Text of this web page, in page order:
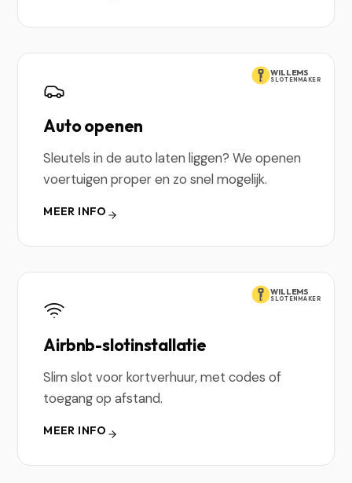
WILLEMS
SLOTENMAKER
Auto openen
Sleutels in de auto laten liggen? We openen
voertuigen proper en zo snel mogelijk.
MEER INFO
WILLEMS
SLOTENMAKER
Airbnb-slotinstallatie
Slim slot voor kortverhuur, met codes of
toegang op afstand.
MEER INFO